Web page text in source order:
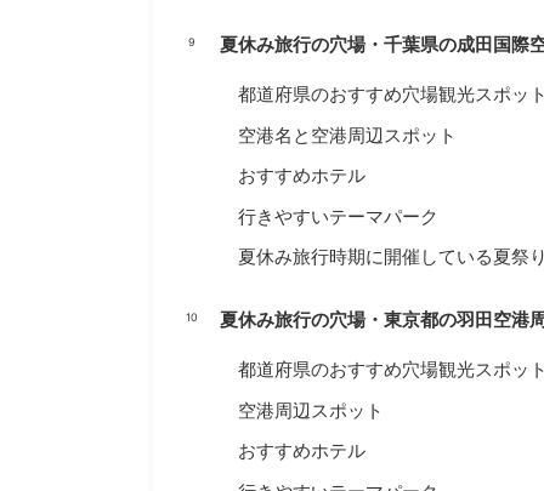
夏休み旅行の穴場・千葉県の成田国際
都道府県のおすすめ穴場観光スポット
空港名と空港周辺スポット
おすすめホテル
行きやすいテーマパーク
夏休み旅行時期に開催している夏祭り
夏休み旅行の穴場・東京都の羽田空港
都道府県のおすすめ穴場観光スポット
空港周辺スポット
おすすめホテル